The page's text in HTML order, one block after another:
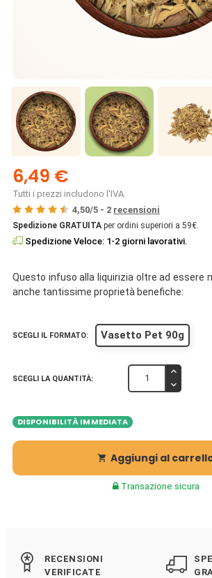
6,49 €
Tutti i prezzi includono l'IVA.
4,50/5 - 2 recensioni
Spedizione GRATUITA per ordini superiori a 59€.
Spedizione Veloce: 1-2 giorni lavorativi.
Questo infuso alla liquirizia oltre ad essere
anche tantissime proprietà benefiche:
SCEGLI IL FORMATO: Vasetto Pet 90g
SCEGLI LA QUANTITÀ:
DISPONIBILITÀ IMMEDIATA
 Aggiungi al
Transazione sicura
RECENSIONI
VERIFICATE